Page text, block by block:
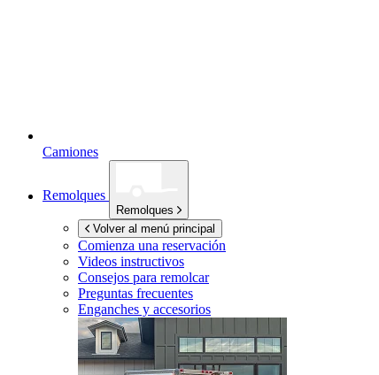
Camiones
Remolques
Remolques
Volver al menú principal
Comienza una reservación
Videos instructivos
Consejos para remolcar
Preguntas frecuentes
Enganches y accesorios